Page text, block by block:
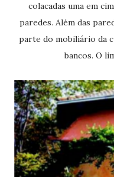
colacadas uma em
paredes. Além das
parte do mobiliário da
bancos. O